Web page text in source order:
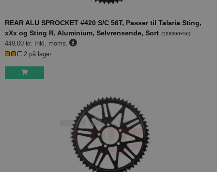
REAR ALU SPROCKET #420 S/C 56T, Passer til Talaria Sting,
xXx og Sting R, Aluminium, Selvrensende, Sort (198000+56)
449,00 kr.
Inkl. moms.
2 på lager